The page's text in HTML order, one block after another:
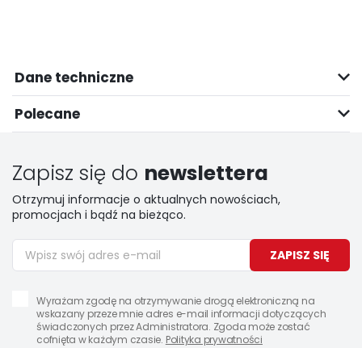
Dane techniczne
Polecane
Zapisz się do newslettera
Otrzymuj informacje o aktualnych nowościach,
promocjach i bądź na bieżąco.
ZAPISZ SIĘ
Wyrażam zgodę na otrzymywanie drogą elektroniczną na
wskazany przeze mnie adres e-mail informacji dotyczących
świadczonych przez Administratora. Zgoda może zostać
cofnięta w każdym czasie. Polityka prywatności